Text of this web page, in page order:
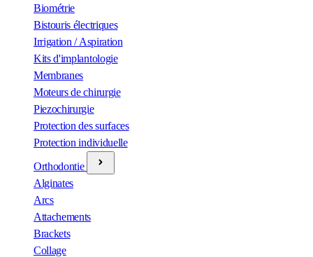
Biométrie
Bistouris électriques
Irrigation / Aspiration
Kits d'implantologie
Membranes
Moteurs de chirurgie
Piezochirurgie
Protection des surfaces
Protection individuelle
Orthodontie
Alginates
Arcs
Attachements
Brackets
Collage